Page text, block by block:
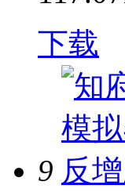
下载
9